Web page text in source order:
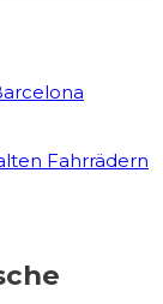
Fahrrädern